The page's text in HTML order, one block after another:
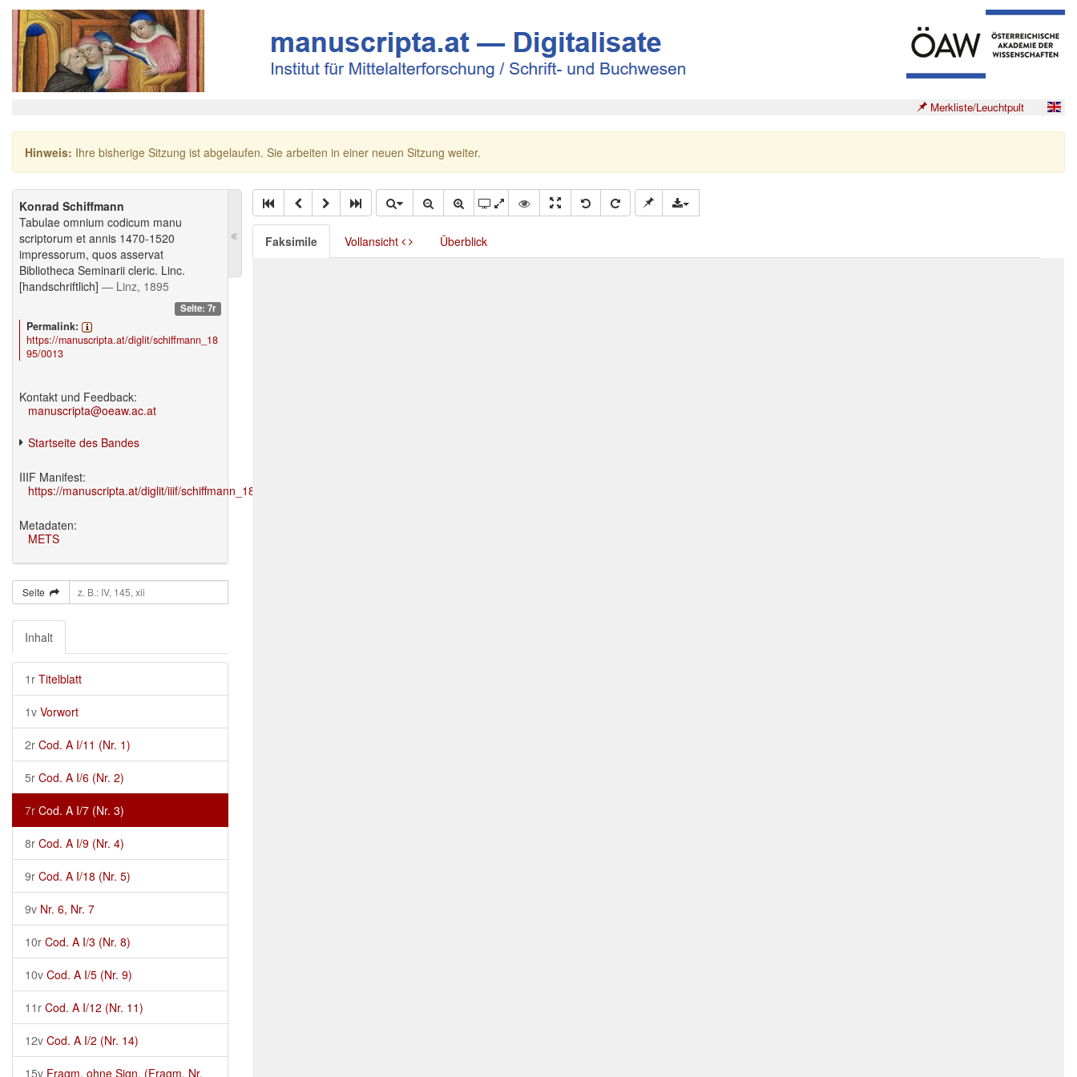
Merkliste/Leuchtpult
Hinweis: Ihre bisherige Sitzung ist abgelaufen. Sie arbeiten in einer neuen Sitzung weiter.
Konrad Schiffmann
Tabulae omnium codicum manu
scriptorum et annis 1470-1520
impressorum, quos asservat
Bibliotheca Seminarii cleric. Linc.
[handschriftlich] — Linz, 1895
Seite: 7r
Permalink:
https://manuscripta.at/diglit/schiffmann_18
95/0013
Kontakt und Feedback:
manuscripta@oeaw.ac.at
Startseite des Bandes
IIIF Manifest:
https://manuscripta.at/diglit/iiif/schiffmann_1895/manifest.json
Metadaten:
METS
Seite
Inhalt
1r Titelblatt
1v Vorwort
2r Cod. A I/11 (Nr. 1)
5r Cod. A I/6 (Nr. 2)
7r Cod. A I/7 (Nr. 3)
8r Cod. A I/9 (Nr. 4)
9r Cod. A I/18 (Nr. 5)
9v Nr. 6, Nr. 7
10r Cod. A I/3 (Nr. 8)
10v Cod. A I/5 (Nr. 9)
11r Cod. A I/12 (Nr. 11)
12v Cod. A I/2 (Nr. 14)
15v Fragm. ohne Sign. (Fragm. Nr.
Faksimile Vollansicht Überblick